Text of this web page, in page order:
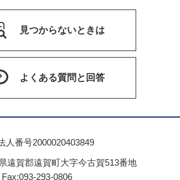
見つからないときは
よくある質問と回答
人番号2000020403849
遠賀郡遠賀町大字今古賀513番地
293-0806